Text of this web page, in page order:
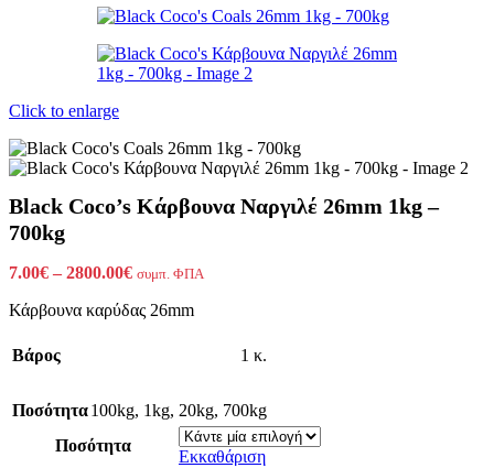
Click to enlarge
Black Coco’s Κάρβουνα Ναργιλέ 26mm 1kg –
700kg
7.00€ – 2800.00€Price
7.00€
συμπ. ΦΠΑ
Κάρβουνα καρύδας 26mm
Βάρος 1 κ.
Ποσότητα100kg, 1kg, 20kg, 700kg
Ποσότητα
Εκκαθάριση